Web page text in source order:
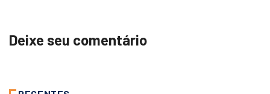
Deixe seu comentário